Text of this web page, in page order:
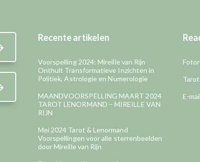
Recente artikelen
Voorspelling 2024: Mireille van Rijn
Onthult Transformatieve Inzichten in
Politiek, Astrologie en Numerologie
MAANDVOORSPELLING MAART 2024
TAROT LENORMAND – MIREILLE VAN
RIJN
Mei 2024 Tarot & Lenormand
Voorspellingen voor alle sterrenbeelden
door Mireille van Rijn
E-